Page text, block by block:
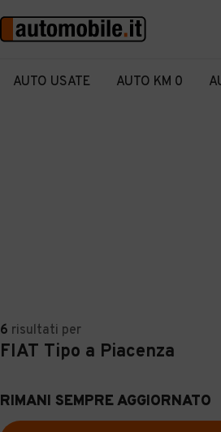
AUTO USATE AUTO KM 0
6 risultati per
FIAT Tipo a Piacenza
RIMANI SEMPRE AGGIORNATO